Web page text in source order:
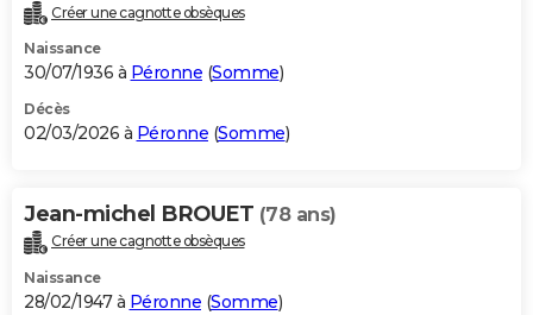
Créer une cagnotte obsèques
Naissance
30/07/1936 à Péronne (Somme)
Décès
02/03/2026 à Péronne (Somme)
Jean-michel BROUET (78 ans)
Créer une cagnotte obsèques
Naissance
28/02/1947 à Péronne (Somme)